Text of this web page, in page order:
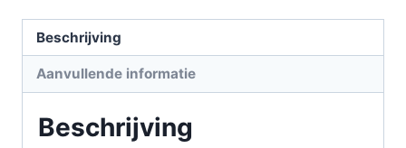
Beschrijving
Aanvullende informatie
Beschrijving